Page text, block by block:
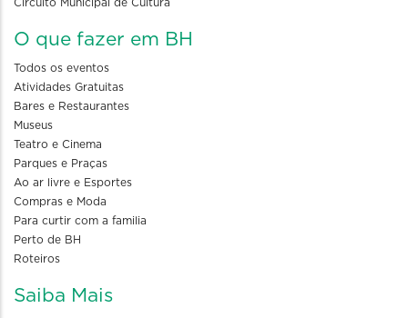
Circuito Municipal de Cultura
O que fazer em BH
Todos os eventos
Atividades Gratuitas
Bares e Restaurantes
Museus
Teatro e Cinema
Parques e Praças
Ao ar livre e Esportes
Compras e Moda
Para curtir com a familia
Perto de BH
Roteiros
Saiba Mais